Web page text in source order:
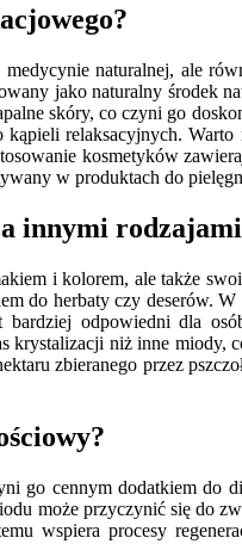
naturalnej, ale
jako naturalny
skóry, co czyni go
relaksacyjnych.
kosmetyków
w produktach do
innymi
i kolorem, ale także
do herbaty czy
odpowiedni dla
niż inne
zbieranego przez
go cennym dodatkiem do
może przyczynić się do
wspiera procesy